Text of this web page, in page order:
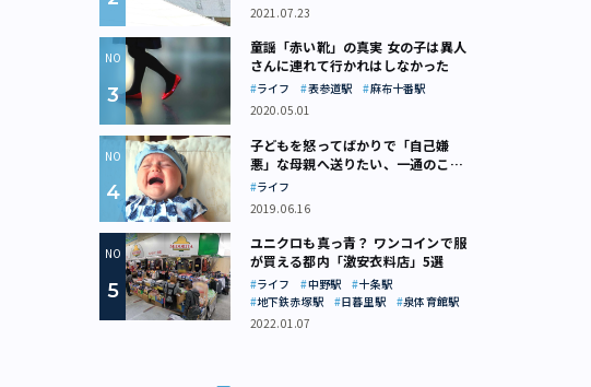
2021.07.23
童謡「赤い靴」の真実 女の子は異人
さんに連れて行かれはしなかった
ライフ 表参道駅
麻布十番駅
2020.05.01
子どもを怒ってばかりで「自己嫌
悪」な母親へ送りたい、一通のここ
ろの処方箋
ライフ
2019.06.16
ユニクロも真っ青？ ワンコインで服
が買える都内「激安衣料店」5選
ライフ 中野駅
十条駅
地下鉄赤塚駅
日暮里駅
泉体育館駅
2022.01.07